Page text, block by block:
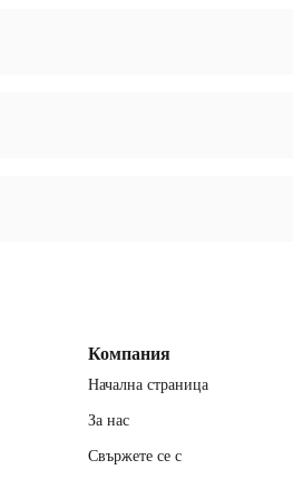
Компания
Начална страница
За нас
Свържете се с